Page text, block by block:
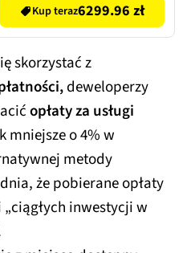
Kup teraz6299.96 zł
skorzystać z
deweloperzy
opłaty za usługi
mniejsze o 4% w
metody
że pobierane opłaty
inwestycji w